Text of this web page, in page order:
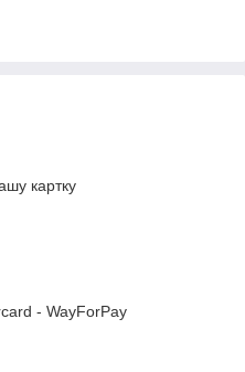
картку
- WayForPay